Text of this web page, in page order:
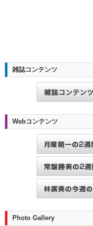
雑誌コンテンツ
Webコンテンツ
Photo Gallery